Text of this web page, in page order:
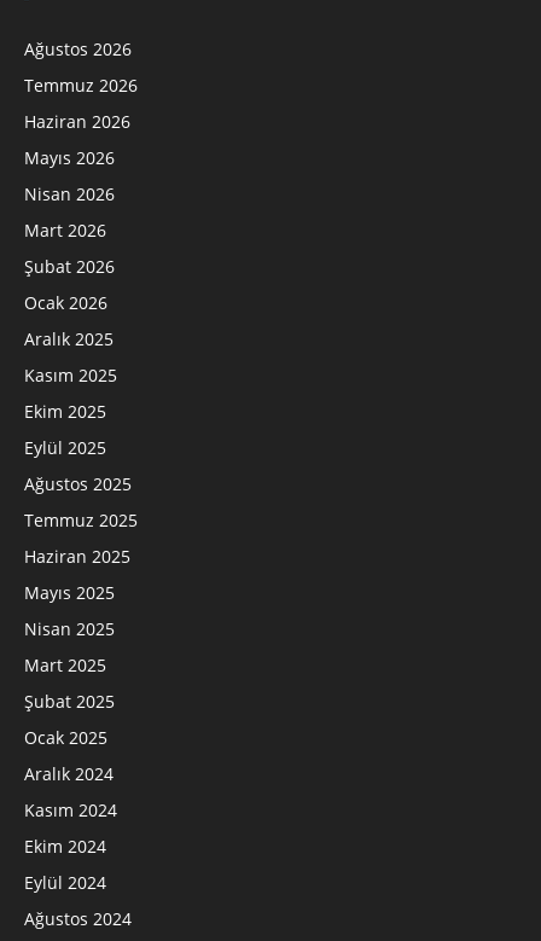
Ağustos 2026
Temmuz 2026
Haziran 2026
Mayıs 2026
Nisan 2026
Mart 2026
Şubat 2026
Ocak 2026
Aralık 2025
Kasım 2025
Ekim 2025
Eylül 2025
Ağustos 2025
Temmuz 2025
Haziran 2025
Mayıs 2025
Nisan 2025
Mart 2025
Şubat 2025
Ocak 2025
Aralık 2024
Kasım 2024
Ekim 2024
Eylül 2024
Ağustos 2024